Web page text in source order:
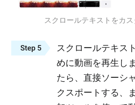
スクロールテキストをカ
Step 5
スクロールテキス
めに動画を再生し
たら、直接ソーシ
クスポートする、